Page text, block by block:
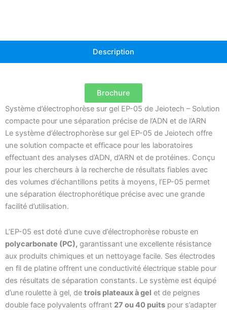
Description
Brochure
Système d’électrophorèse sur gel EP-05 de Jeiotech – Solution
compacte pour une séparation précise de l’ADN et de l’ARN
Le système d’électrophorèse sur gel EP-05 de Jeiotech offre
une solution compacte et efficace pour les laboratoires
effectuant des analyses d’ADN, d’ARN et de protéines. Conçu
pour les chercheurs à la recherche de résultats fiables avec
des volumes d’échantillons petits à moyens, l’EP-05 permet
une séparation électrophorétique précise avec une grande
facilité d’utilisation.
L’EP-05 est doté d’une cuve d’électrophorèse robuste en
polycarbonate (PC), garantissant une excellente résistance
aux produits chimiques et un nettoyage facile. Ses électrodes
en fil de platine offrent une conductivité électrique stable pour
des résultats de séparation constants. Le système est équipé
d’une roulette à gel, de trois plateaux à gel et de peignes
double face polyvalents offrant 27 ou 40 puits pour s’adapter